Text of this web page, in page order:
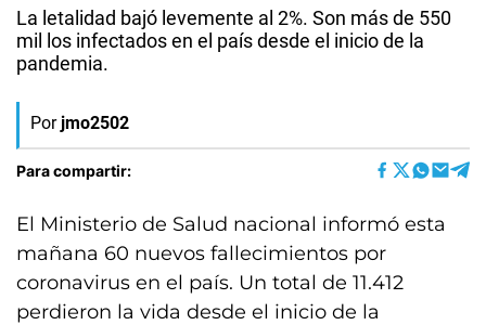
La letalidad bajó levemente al 2%. Son más de 550
mil los infectados en el país desde el inicio de la
pandemia.
Por jmo2502
Para compartir:
El Ministerio de Salud nacional informó esta
mañana 60 nuevos fallecimientos por
coronavirus en el país. Un total de 11.412
perdieron la vida desde el inicio de la